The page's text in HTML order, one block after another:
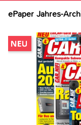
ePaper Jahres-